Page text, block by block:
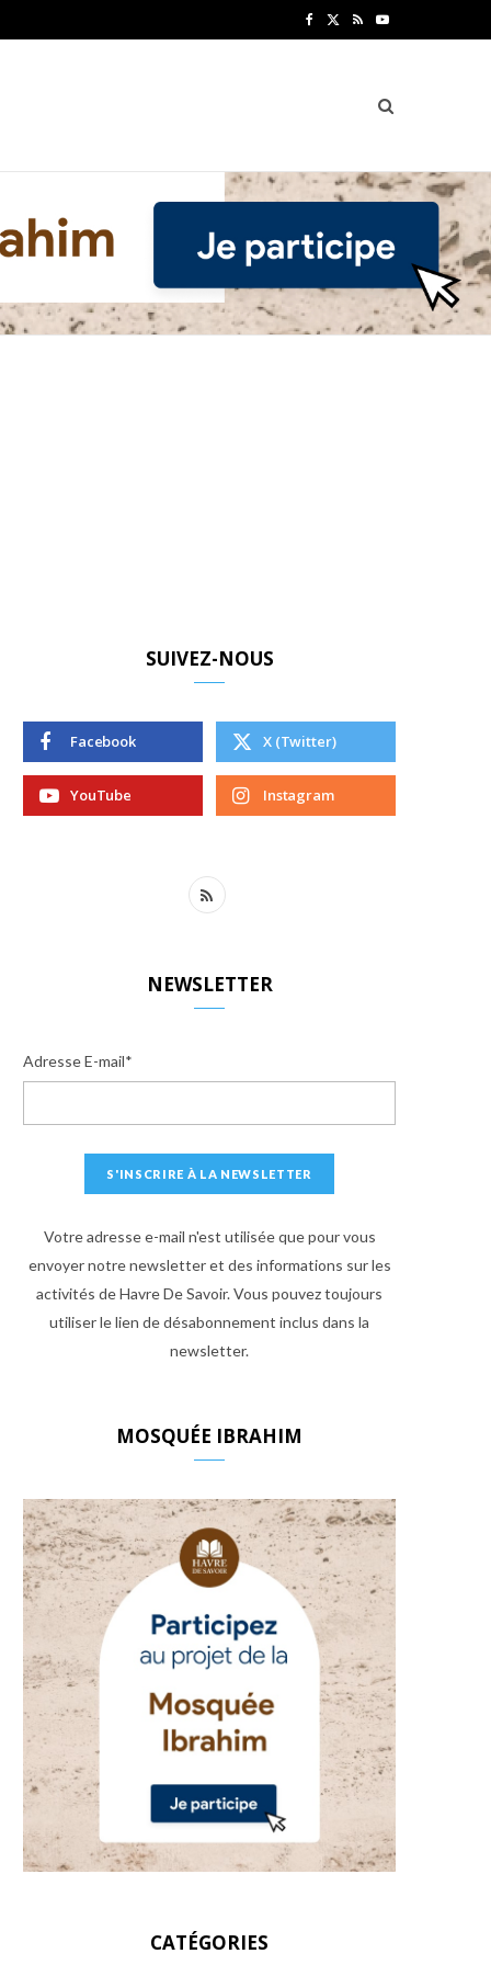
b
o
i
t
r
R Y
u
u
e
SUIVEZ-NOUS
Facebook X (Twitter)
YouTube Instagram
R
NEWSLETTER
Adresse E-mail*
Votre adresse e-mail n'est utilisée que pour vous
envoyer notre newsletter et des informations sur les
activités de Havre De Savoir. Vous pouvez toujours
utiliser le lien de désabonnement inclus dans la
newsletter.
MOSQUÉE IBRAHIM
CATÉGORIES